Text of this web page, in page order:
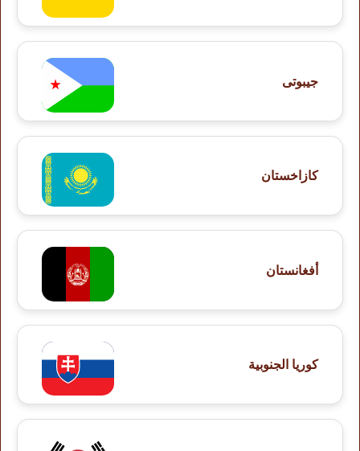
جيبوتى
كازاخستان
أفغانستان
كوريا الجنوبية